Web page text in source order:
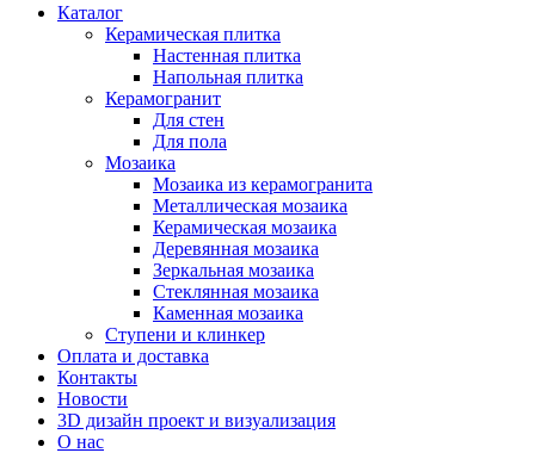
Каталог
Керамическая плитка
Настенная плитка
Напольная плитка
Керамогранит
Для стен
Для пола
Мозаика
Мозаика из керамогранита
Металлическая мозаика
Керамическая мозаика
Деревянная мозаика
Зеркальная мозаика
Стеклянная мозаика
Каменная мозаика
Ступени и клинкер
Оплата и доставка
Контакты
Новости
3D дизайн проект и визуализация
О нас